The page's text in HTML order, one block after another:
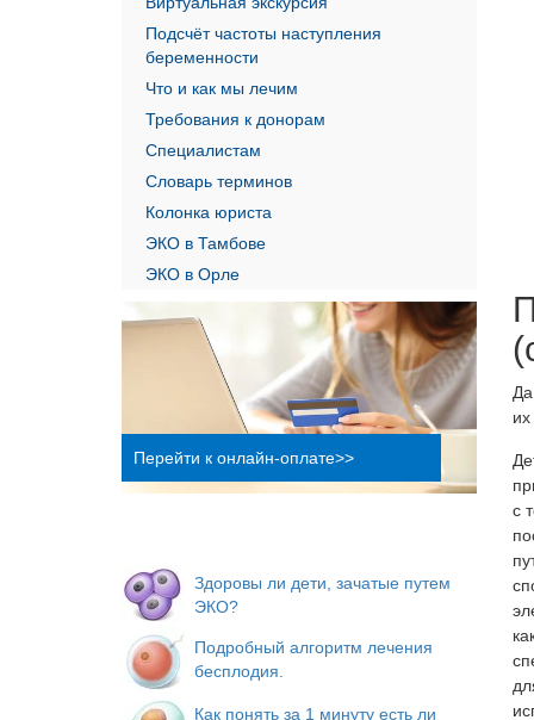
Профилактика невынашивания
беременности
Ведение многоплодной
беременности
Обменные карты
КТГ плода при беременности
(кардиотокография)
Ведение беременности
Подсчёт частоты наступления
беременности
Что и как мы лечим
Требования к донорам
Специалистам
Словарь терминов
Колонка юриста
ЭКО в Тамбове
ЭКО в Орле
Перейти к онлайн-оплате>>
Здоровы ли дети, зачатые путем
ЭКО?
Подробный алгоритм лечения
бесплодия.
Как понять за 1 минуту есть ли
с